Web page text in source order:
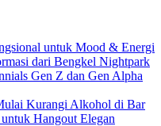
untuk Mood & Energi
dari Bengkel Nightpark
Gen Z dan Gen Alpha
Kurangi Alkohol di Bar
Hangout Elegan